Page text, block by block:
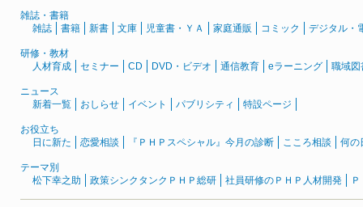
雑誌・書籍
雑誌
書籍 新書 文庫 児童書・ＹＡ 家庭通販 コミック デジタル・
研修・教材
人材育成
セミナー CD DVD・ビデオ 通信教育 eラーニング 職域図
ニュース
新着一覧
おしらせ イベント パブリシティ 特設ページ
お役立ち
日に新た
恋愛相談 『ＰＨＰスペシャル』今月の診断 こころ相談 何の
テーマ別
松下幸之助
政策シンクタンクＰＨＰ総研 社員研修のＰＨＰ人材開発